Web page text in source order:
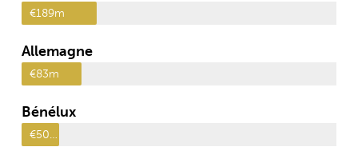
€189m
Allemagne
€83m
Bénélux
€50m